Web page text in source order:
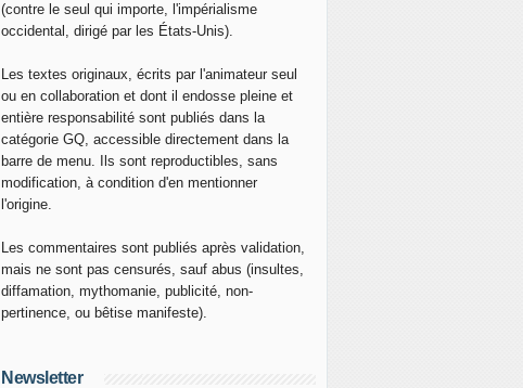
(contre le seul qui importe, l'impérialisme
occidental, dirigé par les États-Unis).
Les textes originaux, écrits par l'animateur seul
ou en collaboration et dont il endosse pleine et
entière responsabilité sont publiés dans la
catégorie GQ, accessible directement dans la
barre de menu. Ils sont reproductibles, sans
modification, à condition d'en mentionner
l'origine.
Les commentaires sont publiés après validation,
mais ne sont pas censurés, sauf abus (insultes,
diffamation, mythomanie, publicité, non-
pertinence, ou bêtise manifeste).
Newsletter